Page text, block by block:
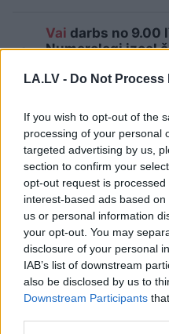
LA.LV - Do Not
If you wish to opt-out of the
processing of your personal
targeted advertising by us,
section to confirm your
opt-out request is
interest-based ads based
us or personal information
your opt-out. You may
disclosure of your personal
IAB’s list of downstream
also be disclosed by us to
Downstream Participants
Vai darbs no 9.00
Numerologi izceļ
datumus, kuru
svarīga
Lasīt